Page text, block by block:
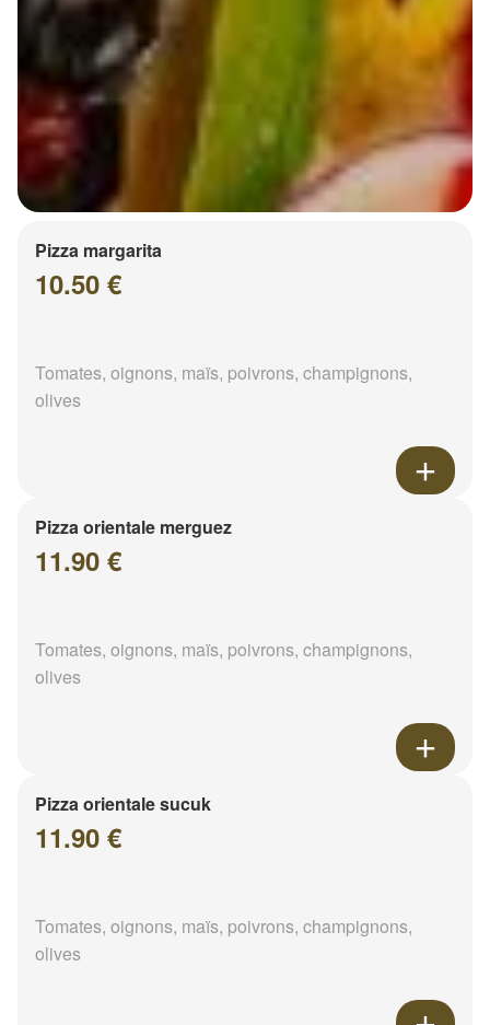
Pizza margarita
10.50 €
Tomates, oignons, maïs, poivrons, champignons,
olives
Pizza orientale merguez
11.90 €
Tomates, oignons, maïs, poivrons, champignons,
olives
Pizza orientale sucuk
11.90 €
Tomates, oignons, maïs, poivrons, champignons,
olives